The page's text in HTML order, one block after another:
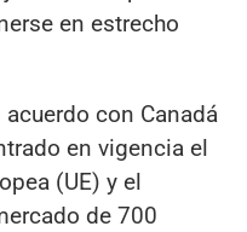
en estrecho
con Canadá
en vigencia el
(UE) y el
de 700